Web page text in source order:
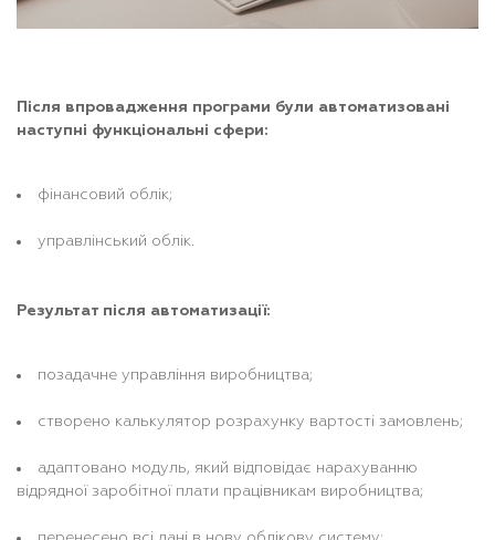
Після впровадження програми були автоматизовані
наступні функціональні сфери:
фінансовий облік;
управлінський облік.
Результат після автоматизації:
позадачне управління виробництва;
створено калькулятор розрахунку вартості замовлень;
адаптовано модуль, який відповідає нарахуванню
відрядної заробітної плати працівникам виробництва;